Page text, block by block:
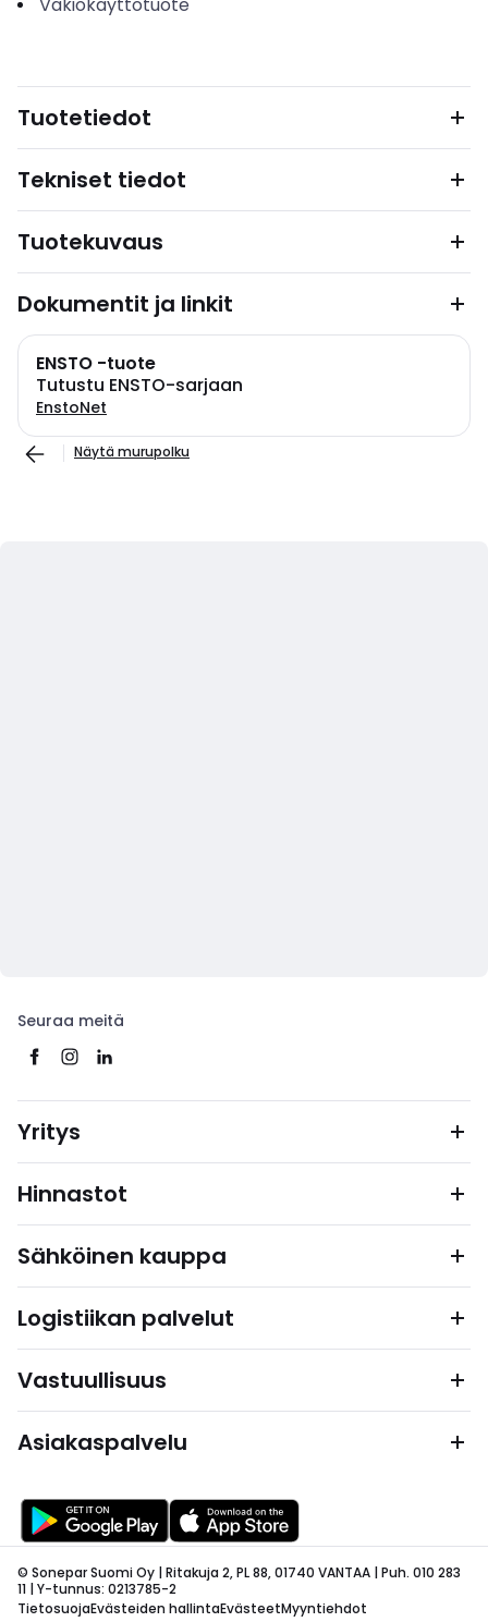
Tuotetiedot
Tekniset tiedot
Tuotekuvaus
Dokumentit ja linkit
ENSTO -tuote
Tutustu ENSTO-sarjaan
EnstoNet
Näytä murupolku
Seuraa meitä
Yritys
Hinnastot
Sähköinen kauppa
Logistiikan palvelut
Vastuullisuus
Asiakaspalvelu
© Sonepar Suomi Oy | Ritakuja 2, PL 88, 01740 VANTAA | Puh. 010 283
11 | Y-tunnus: 0213785-2
TietosuojaEvästeiden hallintaEvästeetMyyntiehdot